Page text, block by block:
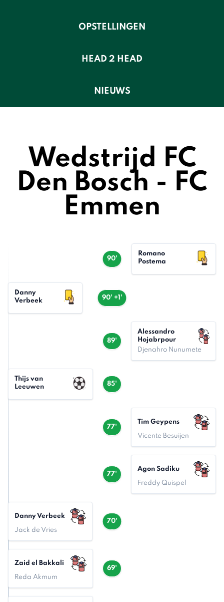
OPSTELLINGEN
HEAD 2 HEAD
NIEUWS
Wedstrijd FC
Den Bosch - FC
Emmen
90'
Romano
Postema
90' +1'
Danny
Verbeek
89'
Alessandro
Hojabrpour
Djenahro Nunumete
85'
Thijs van
Leeuwen
77'
Tim Geypens
Vicente Besuijen
77'
Agon Sadiku
Freddy Quispel
70'
Danny Verbeek
Jack de Vries
69'
Zaid el Bakkali
Reda Akmum